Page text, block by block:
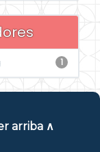
1
arriba ∧